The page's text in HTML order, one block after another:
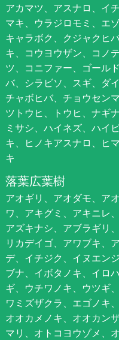
アカマツ、アスナロ、イ
マキ、ウラジロモミ、エ
キャラボク、クジャクヒ
キ、コウヨウザン、コノ
ツ、コニファー、ゴール
バ、シラビソ、スギ、ダ
チャボヒバ、チョウセン
ツトウヒ、トウヒ、ナギ
ミサシ、ハイネズ、ハイ
キ、ヒノキアスナロ、ヒ
キ
落葉広葉樹
アオギリ、アオダモ、ア
ワ、アキグミ、アキニレ
アズキナシ、アブラギリ
リカデイゴ、アワブキ、
デ、イチジク、イヌエン
ブナ、イボタノキ、イロ
ギ、ウチワノキ、ウツギ
ワミズザクラ、エゴノキ
オオカメノキ、オオカン
マリ、オトコヨウゾメ、